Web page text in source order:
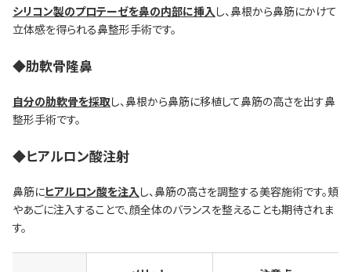
シリコン製のプロテーゼを鼻の内部に挿入し、鼻根から鼻筋にかけて
立体感を得られる鼻整形手術です。
◆肋軟骨隆鼻
自分の肋軟骨を採取し、鼻根から鼻筋に移植して鼻筋の高さを出す鼻
整形手術です。
◆ヒアルロン酸注射
鼻筋にヒアルロン酸を注入し、鼻筋の高さを調整する美容施術です。頬
やあごに注入することで、顔全体のバランスを整えることも期待されま
す。